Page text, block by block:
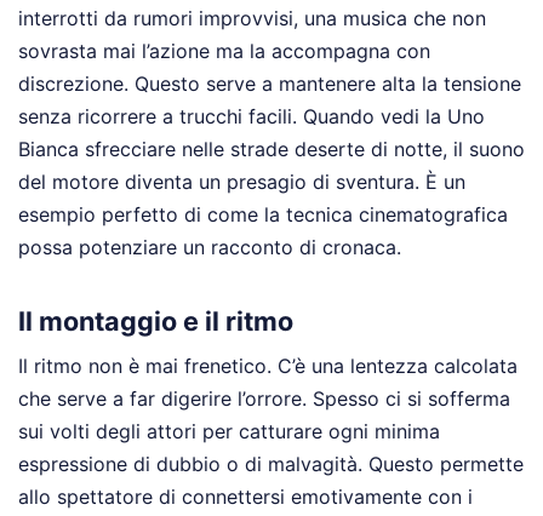
interrotti da rumori improvvisi, una musica che non
sovrasta mai l’azione ma la accompagna con
discrezione. Questo serve a mantenere alta la tensione
senza ricorrere a trucchi facili. Quando vedi la Uno
Bianca sfrecciare nelle strade deserte di notte, il suono
del motore diventa un presagio di sventura. È un
esempio perfetto di come la tecnica cinematografica
possa potenziare un racconto di cronaca.
Il montaggio e il ritmo
Il ritmo non è mai frenetico. C’è una lentezza calcolata
che serve a far digerire l’orrore. Spesso ci si sofferma
sui volti degli attori per catturare ogni minima
espressione di dubbio o di malvagità. Questo permette
allo spettatore di connettersi emotivamente con i